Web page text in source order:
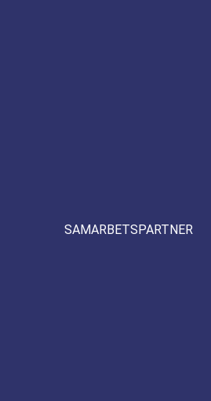
SAMARBETSPARTNER